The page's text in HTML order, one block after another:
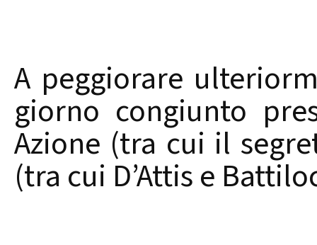
A peggiorare
giorno congiunto
Azione (tra cui il
(tra cui D’Attis e